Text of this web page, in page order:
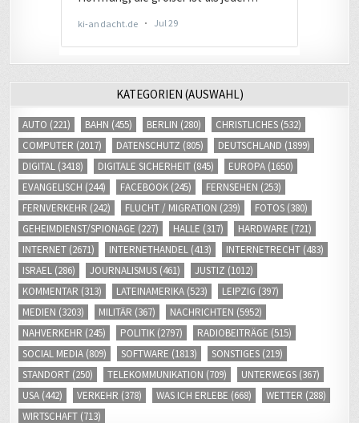
KATEGORIEN (AUSWAHL)
AUTO (221) BAHN (455) BERLIN (280) CHRISTLICHES (532)
COMPUTER (2017) DATENSCHUTZ (805) DEUTSCHLAND (1899)
DIGITAL (3418) DIGITALE SICHERHEIT (845) EUROPA (1650)
EVANGELISCH (244) FACEBOOK (245) FERNSEHEN (253)
FERNVERKEHR (242) FLUCHT / MIGRATION (239) FOTOS (380)
GEHEIMDIENST/SPIONAGE (227) HALLE (317) HARDWARE (721)
INTERNET (2671) INTERNETHANDEL (413) INTERNETRECHT (483)
ISRAEL (286) JOURNALISMUS (461) JUSTIZ (1012)
KOMMENTAR (313) LATEINAMERIKA (523) LEIPZIG (397)
MEDIEN (3203) MILITÄR (367) NACHRICHTEN (5952)
NAHVERKEHR (245) POLITIK (2797) RADIOBEITRÄGE (515)
SOCIAL MEDIA (809) SOFTWARE (1813) SONSTIGES (219)
STANDORT (250) TELEKOMMUNIKATION (709) UNTERWEGS (367)
USA (442) VERKEHR (378) WAS ICH ERLEBE (668) WETTER (288)
WIRTSCHAFT (713)